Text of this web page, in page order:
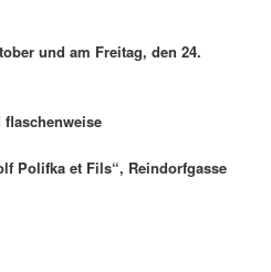
und am Freitag, den 24.
Polifka et Fils“, Reindorfgasse